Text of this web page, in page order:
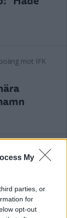
My
parties, or
for
opt-out
IF dam: